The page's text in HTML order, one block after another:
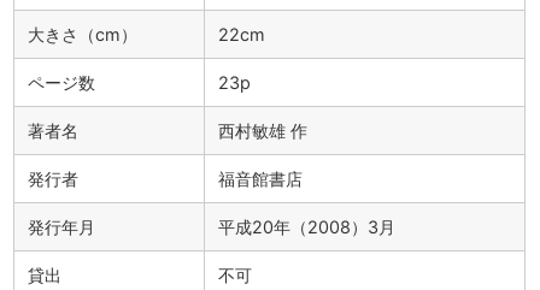
大きさ（cm） 22cm
ページ数 23p
著者名 西村敏雄 作
発行者 福音館書店
発行年月 平成20年（2008）3月
貸出 不可